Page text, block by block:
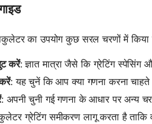
का उपयोग कुछ सरल चरणों में किया
करें: ज्ञात मात्रा जैसे कि ग्रेटिंग स्पेसिंग
: यह चुनें कि आप क्या गणना करना चाहते
: अपनी चुनी गई गणना के आधार पर अन्य
ग्रेटिंग समीकरण लागू करता है ताकि